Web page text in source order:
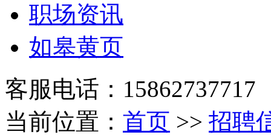
职场资讯
如皋黄页
客服电话：15862737717
当前位置： 首页 >> 招聘